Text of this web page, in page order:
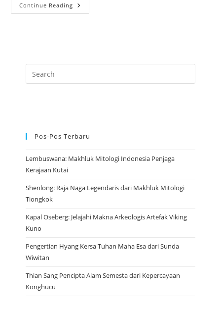
Continue Reading Makhluk
Ammit
Pos-Pos Terbaru
Lembuswana: Makhluk Mitologi Indonesia Penjaga
Kerajaan Kutai
Shenlong: Raja Naga Legendaris dari Makhluk Mitologi
Tiongkok
Kapal Oseberg: Jelajahi Makna Arkeologis Artefak Viking
Kuno
Pengertian Hyang Kersa Tuhan Maha Esa dari Sunda
Wiwitan
Thian Sang Pencipta Alam Semesta dari Kepercayaan
Konghucu